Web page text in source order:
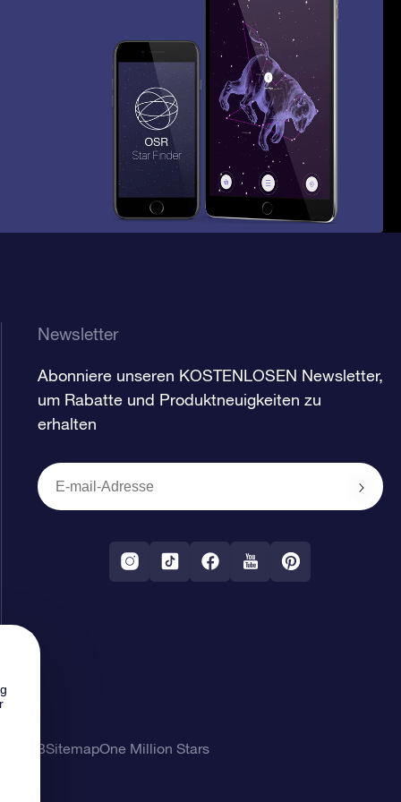
Newsletter
Abonniere unseren KOSTENLOSEN Newsletter,
um Rabatte und Produktneuigkeiten zu
erhalten
AGBSitemapOne Million Stars